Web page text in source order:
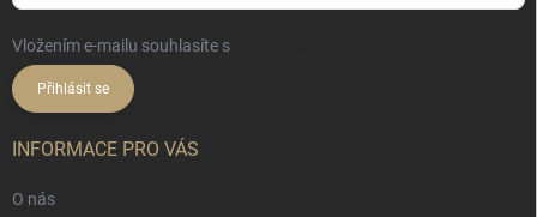
Vložením e-mailu souhlasíte s
Přihlásit se
INFORMACE PRO VÁS
O nás